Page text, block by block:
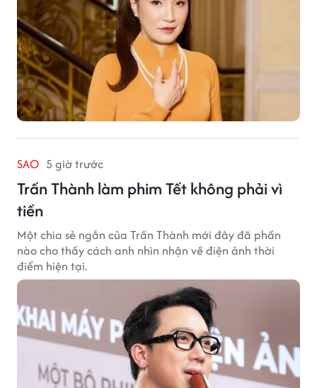
SAO 5 giờ trước
Trấn Thành làm phim Tết không phải vì
tiền
Một chia sẻ ngắn của Trấn Thành mới đây đã phần
nào cho thấy cách anh nhìn nhận về điện ảnh thời
điểm hiện tại.